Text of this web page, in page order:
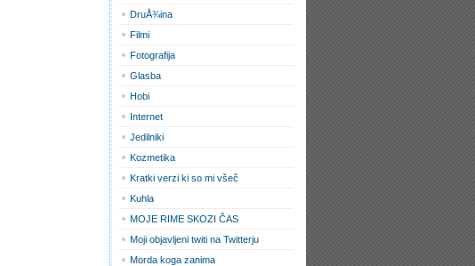
DruÅ¾ina
Filmi
Fotografija
Glasba
Hobi
Internet
Jedilniki
Kozmetika
Kratki verzi ki so mi všeč
Kuhla
MOJE RIME SKOZI ČAS
Moji objavljeni twiti na Twitterju
Morda koga zanima